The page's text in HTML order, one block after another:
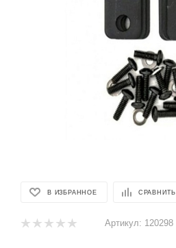
В ИЗБРАННОЕ СРАВНИТЬ
Артикул: 120298